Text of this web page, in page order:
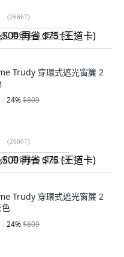
(26667)
再省 $75 (王道卡)
Trudy 穿環式遮光窗簾 2
24%$809
(26667)
再省 $75 (王道卡)
Trudy 穿環式遮光窗簾 2
24%$809